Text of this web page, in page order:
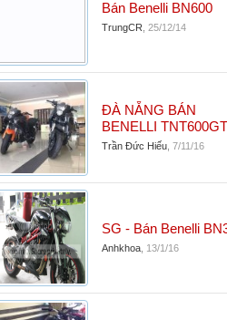
Bán Benelli BN600
TrungCR 25/12/14
ĐÀ NẴNG BÁN
BENELLI TNT600GT
Trần Đức Hiếu 7/11/16
SG - Bán Benelli
Anhkhoa 13/1/16